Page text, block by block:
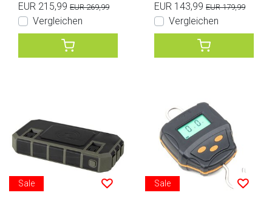
EUR 215,99 EUR 269,99
Vergleichen
EUR 143,99 EUR 179,99
Vergleichen
Sale Sale